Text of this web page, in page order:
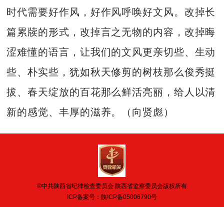
时代需要好作风，好作风呼唤好文风。改掉长
篇累牍的形式，改掉言之无物的内容，改掉晦
涩难懂的语言，让我们的文风更亲切些、生动
些、朴实些，犹如秋天修剪的树枝那么俊秀挺
拔、春天绽放的百花那么鲜活亮丽，给人以清
新的感觉、丰厚的滋养。（向贤彪）
©中共陕西省纪律检查委员会 陕西省监察委员会版权所有
ICP备案号： 陕ICP备05006790号